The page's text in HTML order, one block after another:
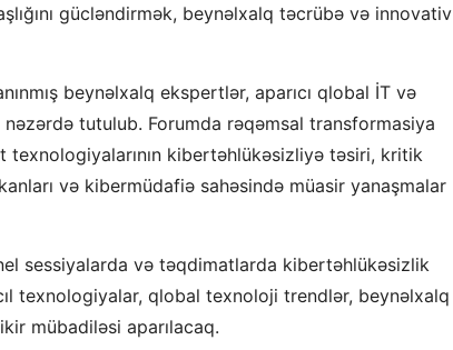
gücləndirmək, beynəlxalq təcrübə və innovativ
beynəlxalq ekspertlər, aparıcı qlobal İT və
tutulub. Forumda rəqəmsal transformasiya
kibertəhlükəsizliyə təsiri, kritik
və kibermüdafiə sahəsində müasir yanaşmalar
sessiyalarda və təqdimatlarda kibertəhlükəsizlik
texnologiyalar, qlobal texnoloji trendlər, beynəlxalq
mübadiləsi aparılacaq.